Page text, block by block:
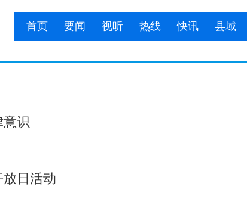
首页 要闻 视听 热线 快讯 县域
意识
日活动